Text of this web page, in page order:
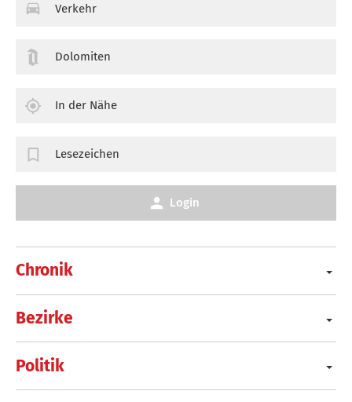
Chronik
Bezirke
Politik
Verkehr
Dolomiten
In der Nähe
Lesezeichen
Login